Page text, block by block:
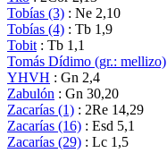
Tobías (3) : Ne 2,10
Tobías (4) : Tb 1,9
Tobit : Tb 1,1
Tomás Dídimo (gr.: mellizo)
YHVH : Gn 2,4
Zabulón : Gn 30,20
Zacarías (1) : 2Re 14,29
Zacarías (16) : Esd 5,1
Zacarías (29) : Lc 1,5